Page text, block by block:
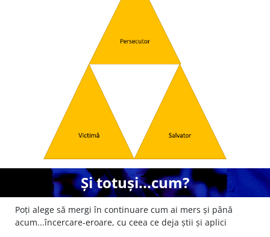
Și totuși...cum?
Poți alege să mergi în continuare cum ai mers și până
acum...încercare-eroare, cu ceea ce deja știi și aplici